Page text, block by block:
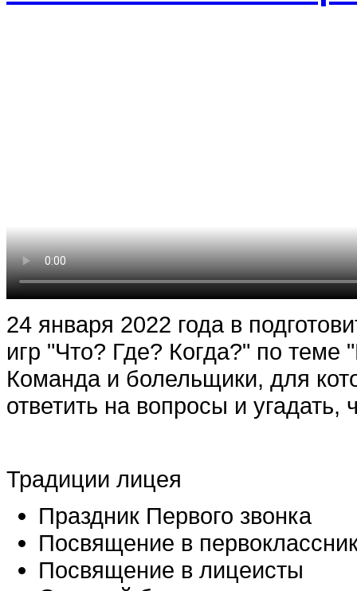
24 января 2022 года в
игр "Что? Где? Когда?" по теме
Команда и болельщики, для
ответить на вопросы и
Традиции лицея
Праздник Первого звонка
Посвящение в
Посвящение в лицеисты